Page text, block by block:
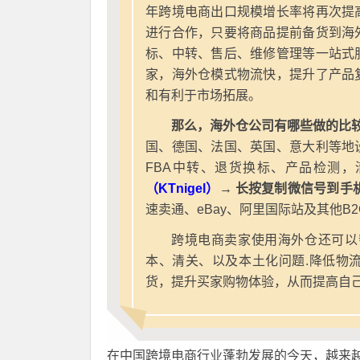
年跨境电商出口规模增长率将再次
进行合作，只要将商品提前备货到
标、中转、售后、维修管理等一站
家，海外仓模式物流快，提升了产
和有利于市场拓展。
那么，海外仓公司有哪些做的比
国、德国、法国、英国、意大利等
FBA中转、退货换标、产品检测，
（KTnigel）
→ 长按复制微信号到
速卖通、eBay、阿里国际站及其他
跨境电商卖家使用海外仓还可
本、清关、以及本土化问题.降低物
货，提升买家购物体验，从而提高自
在中国跨境电商行业蓬勃发展的今天，越来